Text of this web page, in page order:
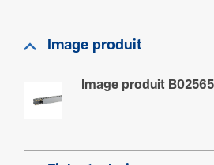
Clas­se­ment UL 94
Archi­tec­ture
Image produit
Image produit B02565